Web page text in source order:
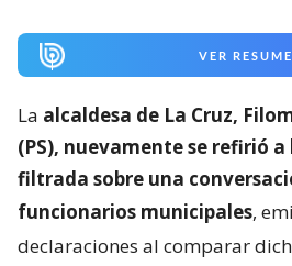
VER
La alcaldesa de La Cruz,
(PS), nuevamente se refirió
filtrada sobre una
funcionarios municipales,
declaraciones al comparar